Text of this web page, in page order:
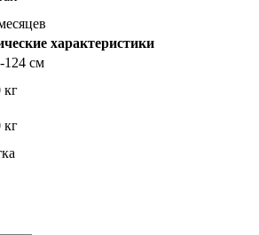
характеристики
124 см
кг
кг